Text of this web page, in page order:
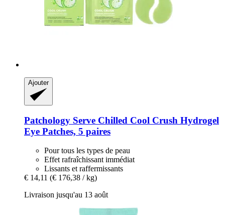
Ajouter
Patchology Serve Chilled Cool Crush Hydrogel
Eye Patches, 5 paires
Pour tous les types de peau
Effet rafraîchissant immédiat
Lissants et raffermissants
€ 14,11 (€ 176,38 / kg)
Livraison jusqu'au 13 août